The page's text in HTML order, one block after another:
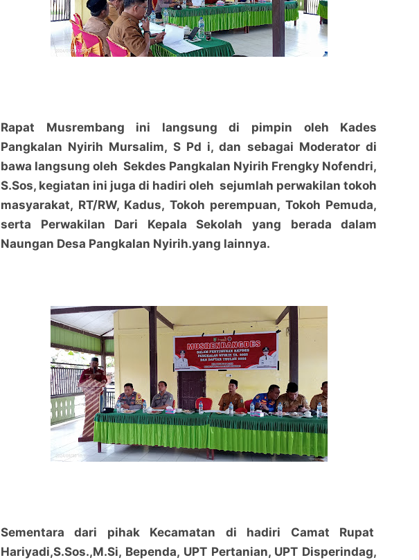
Pangkalan Nyirih adakan MusrembangDes dalam
Rapat Musrembang ini langsung di pimpin oleh Kades
Pangkalan Nyirih Mursalim, S Pd i, dan sebagai Moderator di
bawa langsung oleh Sekdes Pangkalan Nyirih Frengky Nofendri,
S.Sos, kegiatan ini juga di hadiri oleh sejumlah perwakilan tokoh
masyarakat, RT/RW, Kadus, Tokoh perempuan, Tokoh Pemuda,
serta Perwakilan Dari Kepala Sekolah yang berada dalam
Naungan Desa Pangkalan Nyirih.yang lainnya.
Sementara dari pihak Kecamatan di hadiri Camat Rupat
Hariyadi,S.Sos.,M.Si, Bependa, UPT Pertanian, UPT Disperindag,
Pangkalan Nyirih adakan MusrembangDes dalam